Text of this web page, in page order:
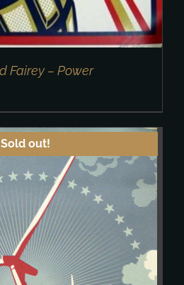
Fairey – Power
Sold out!